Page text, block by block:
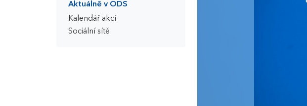
Aktuálně v ODS
Kalendář akcí
Sociální sítě